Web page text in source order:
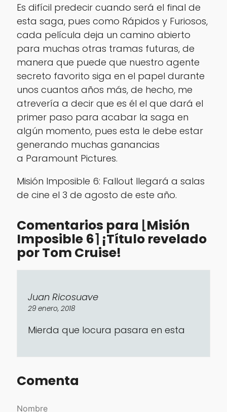
Es difícil predecir cuando será el final de
esta saga, pues como Rápidos y Furiosos,
cada película deja un camino abierto
para muchas otras tramas futuras, de
manera que puede que nuestro agente
secreto favorito siga en el papel durante
unos cuantos años más, de hecho, me
atrevería a decir que es él el que dará el
primer paso para acabar la saga en
algún momento, pues esta le debe estar
generando muchas ganancias
a Paramount Pictures.
Misión Imposible 6: Fallout llegará a salas
de cine el 3 de agosto de este año.
Comentarios para ⌊Misión
Imposible 6⌉ ¡Título revelado
por Tom Cruise!
Juan Ricosuave
29 enero, 2018
Mierda que locura pasara en esta
Comenta